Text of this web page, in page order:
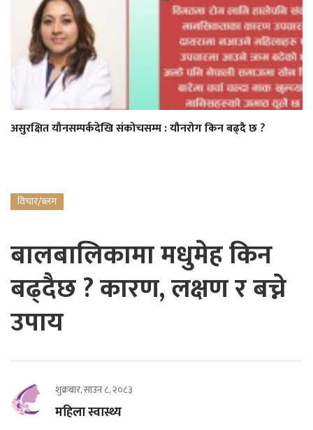
असुरक्षित यौनसम्पर्कदेखि संकोचसम्म : यौनरोग किन बढ्दै छ ?
विचार/ब्लग
बालबालिकामा मधुमेह किन
बढ्दैछ ? कारण, लक्षण र बच्ने
उपाय
शुक्रबार, साउन ८, २०८३
महिला स्वास्थ्य